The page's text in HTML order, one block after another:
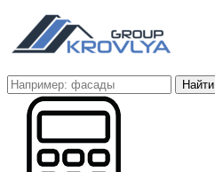
Найти